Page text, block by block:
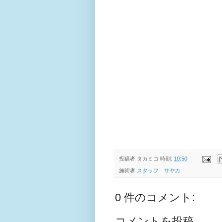
投稿者 タカミコ 時刻: 10:50
施術者 スタッフ サヤカ
0 件のコメント: